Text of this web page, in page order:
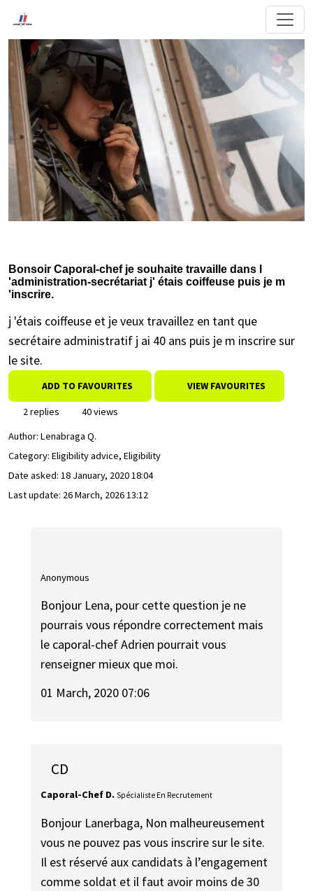
Bonsoir Caporal-chef je souhaite travaille dans l
'administration-secrétariat j' étais coiffeuse puis je m
'inscrire.
j 'étais coiffeuse et je veux travaillez en tant que
secrétaire administratif j ai 40 ans puis je m inscrire sur
le site.
ADD TO FAVOURITES VIEW FAVOURITES
2 replies
40 views
Author: Lenabraga Q.
Category: Eligibility advice, Eligibility
Date asked: 18 January, 2020 18:04
Last update: 26 March, 2026 13:12
Anonymous
Bonjour Lena, pour cette question je ne
pourrais vous répondre correctement mais
le caporal-chef Adrien pourrait vous
renseigner mieux que moi.
01 March, 2020 07:06
CD
Caporal-Chef D. Spécialiste En Recrutement
Bonjour Lanerbaga, Non malheureusement
vous ne pouvez pas vous inscrire sur le site.
Il est réservé aux candidats à l’engagement
comme soldat et il faut avoir moins de 30